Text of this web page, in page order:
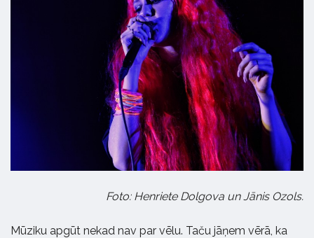
Foto: Henriete Dolgova un Jānis Ozols.
Mūziku apgūt nekad nav par vēlu. Taču jāņem vērā, ka